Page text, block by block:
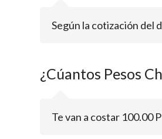
Según la cotización del
¿Cúantos Pesos
Te van a costar 100.00